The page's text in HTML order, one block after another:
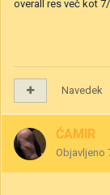
overall res več kot
Navedek
ĆAMIR
Objavljeno